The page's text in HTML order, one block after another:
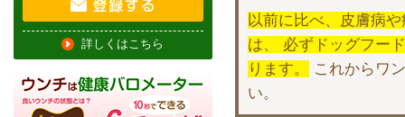
以前に比べ、皮膚病
は、 必ずドッグフー
ります。
これからワ
い。
詳しくはこちら